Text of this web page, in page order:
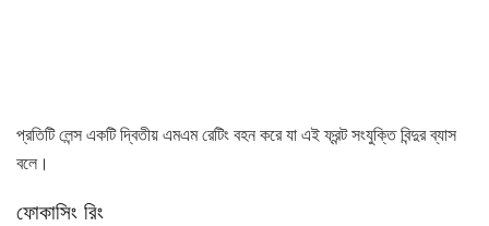
প্রতিটি লেন্স একটি দ্বিতীয় এমএম রেটিং বহন করে যা এই ফ্রন্ট সংযুক্তি বিন্দুর ব্যাস
বলে।
ফোকাসিং রিং